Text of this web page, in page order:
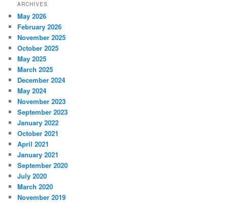
ARCHIVES
May 2026
February 2026
November 2025
October 2025
May 2025
March 2025
December 2024
May 2024
November 2023
September 2023
January 2022
October 2021
April 2021
January 2021
September 2020
July 2020
March 2020
November 2019